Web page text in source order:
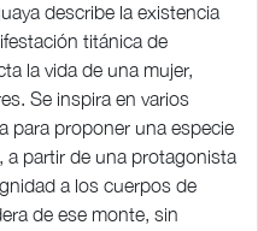
describe la existencia
titánica de
la vida de una mujer,
Se inspira en varios
para proponer una especie
a partir de una protagonista
a los cuerpos de
de ese monte, sin